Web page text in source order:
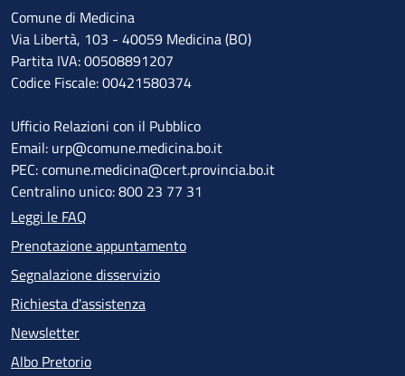
Comune di Medicina
Via Libertà, 103 - 40059 Medicina (BO)
Partita IVA: 00508891207
Codice Fiscale: 00421580374
Ufficio Relazioni con il Pubblico
Email: urp@comune.medicina.bo.it
PEC: comune.medicina@cert.provincia.bo.it
Centralino unico: 800 23 77 31
Leggi le FAQ
Prenotazione appuntamento
Segnalazione disservizio
Richiesta d'assistenza
Newsletter
Albo Pretorio